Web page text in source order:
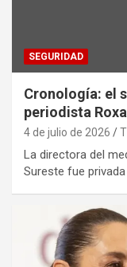
SEGURIDAD
Cronología: el
periodista
4 de julio de 2026
La directora del
Sureste fue